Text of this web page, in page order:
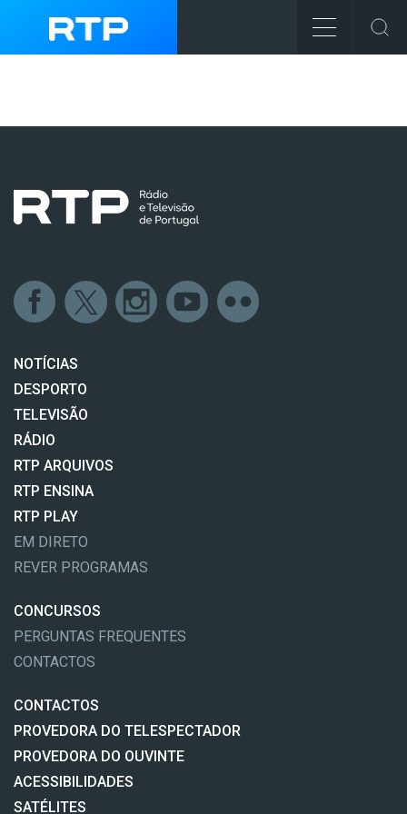
NOTÍCIAS
DESPORTO
TELEVISÃO
RÁDIO
RTP ARQUIVOS
RTP ENSINA
RTP PLAY
EM DIRETO
REVER PROGRAMAS
CONCURSOS
PERGUNTAS FREQUENTES
CONTACTOS
CONTACTOS
PROVEDORA DO TELESPECTADOR
PROVEDORA DO OUVINTE
ACESSIBILIDADES
SATÉLITES